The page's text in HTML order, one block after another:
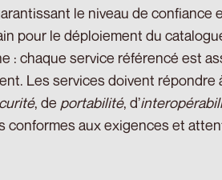
le niveau de confiance
pour le déploiement du
: chaque service référencé est
Les services doivent répondre
, de portabilité, d’
conformes aux exigences et